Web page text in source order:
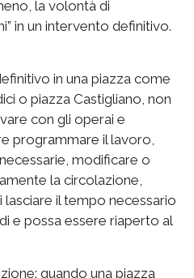
la volontà di
in un intervento definitivo.
in una piazza come
o piazza Castigliano, non
con gli operai e
programmare il lavoro,
modificare o
la circolazione,
lasciare il tempo necessario
e possa essere riaperto al
quando una piazza